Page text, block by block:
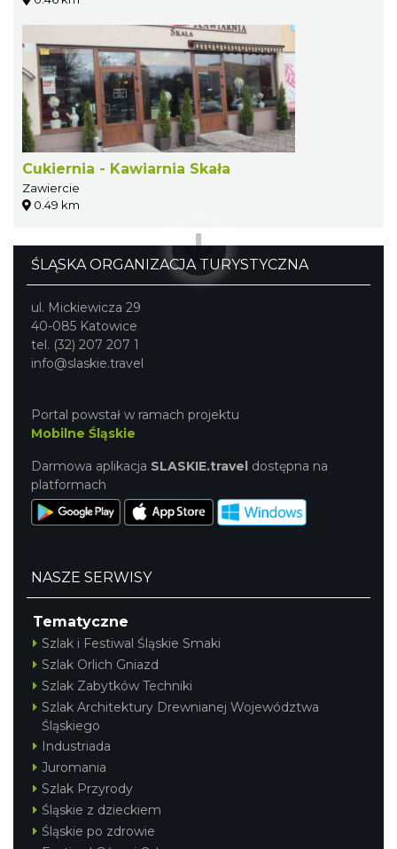
Cukiernia - Kawiarnia Skała
Zawiercie
0.49 km
ŚLĄSKA ORGANIZACJA TURYSTYCZNA
ul. Mickiewicza 29
40-085 Katowice
tel. (32) 207 207 1
info@slaskie.travel
Portal powstał w ramach projektu
Mobilne Śląskie
Darmowa aplikacja SLASKIE.travel dostępna na
platformach
NASZE SERWISY
Tematyczne
Szlak i Festiwal Śląskie Smaki
Szlak Orlich Gniazd
Szlak Zabytków Techniki
Szlak Architektury Drewnianej Województwa
Śląskiego
Industriada
Juromania
Szlak Przyrody
Śląskie z dzieckiem
Śląskie po zdrowie